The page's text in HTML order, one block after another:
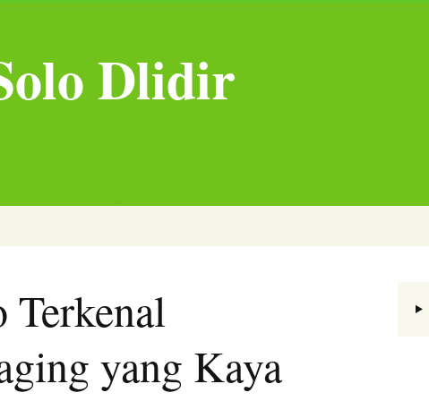
Dlidir
yang Kaya